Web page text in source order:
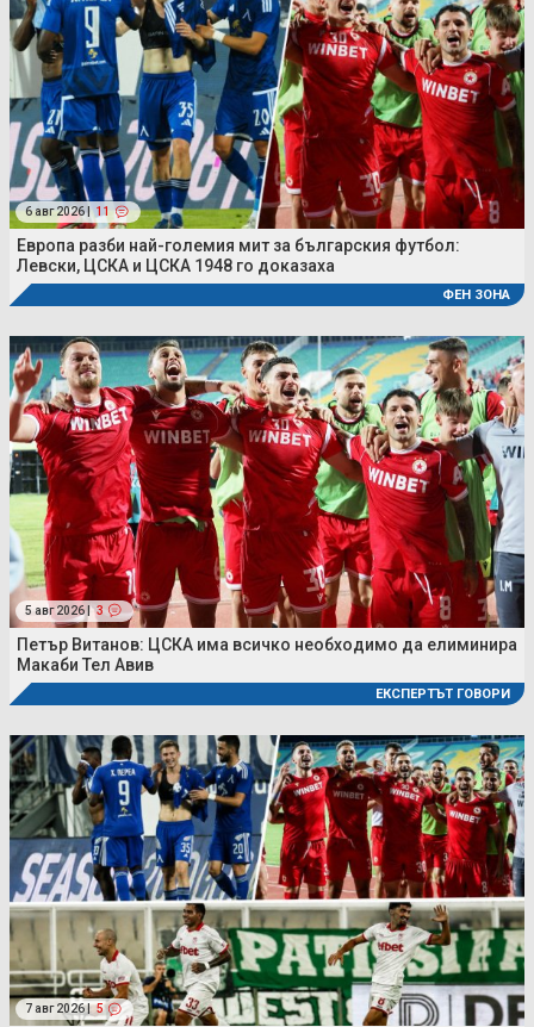
6 авг 2026 | 11
Европа разби най-големия мит за българския футбол:
Левски, ЦСКА и ЦСКА 1948 го доказаха
ФЕН ЗОНА
5 авг 2026 | 3
Петър Витанов: ЦСКА има всичко необходимо да елиминира
Макаби Тел Авив
ЕКСПЕРТЪТ ГОВОРИ
7 авг 2026 | 5